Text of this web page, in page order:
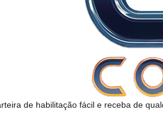
de habilitação fácil e receba de